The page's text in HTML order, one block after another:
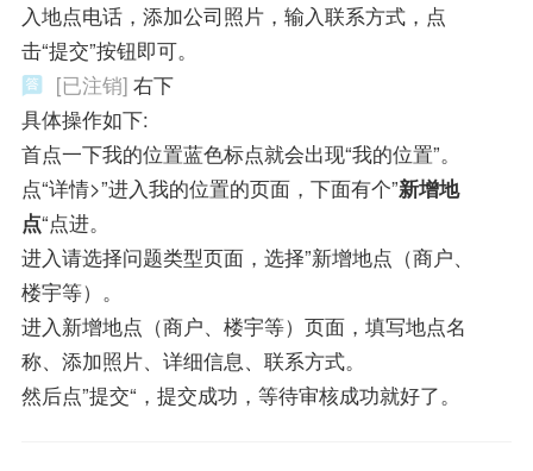
入地点电话，添加公司照片，输入联系方式，点
击“提交”按钮即可。
[已注销] 右下
具体操作如下:
首点一下我的位置蓝色标点就会出现“我的位置”。
点“详情>”进入我的位置的页面，下面有个”新增地
点“点进。
进入请选择问题类型页面，选择”新增地点（商户、
楼宇等）。
进入新增地点（商户、楼宇等）页面，填写地点名
称、添加照片、详细信息、联系方式。
然后点”提交“，提交成功，等待审核成功就好了。